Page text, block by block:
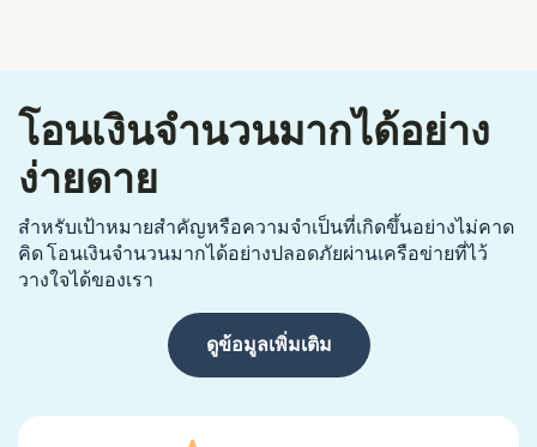
โอนเงินจำนวนมากได้อย่าง
ง่ายดาย
สำหรับเป้าหมายสำคัญหรือความจำเป็นที่เกิดขึ้นอย่างไม่คาด
คิด โอนเงินจำนวนมากได้อย่างปลอดภัยผ่านเครือข่ายที่ไว้
วางใจได้ของเรา
ดูข้อมูลเพิ่มเติม